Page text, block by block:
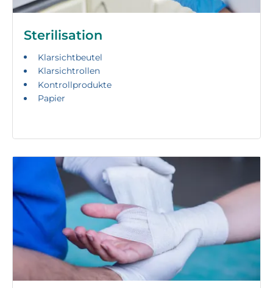
Sterilisation
Klarsichtbeutel
Klarsichtrollen
Kontrollprodukte
Papier